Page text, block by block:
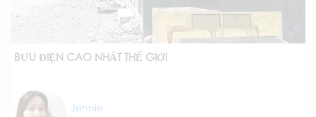
BƯU ĐIỆN CAO NHẤT THẾ GIỚI
Jennie